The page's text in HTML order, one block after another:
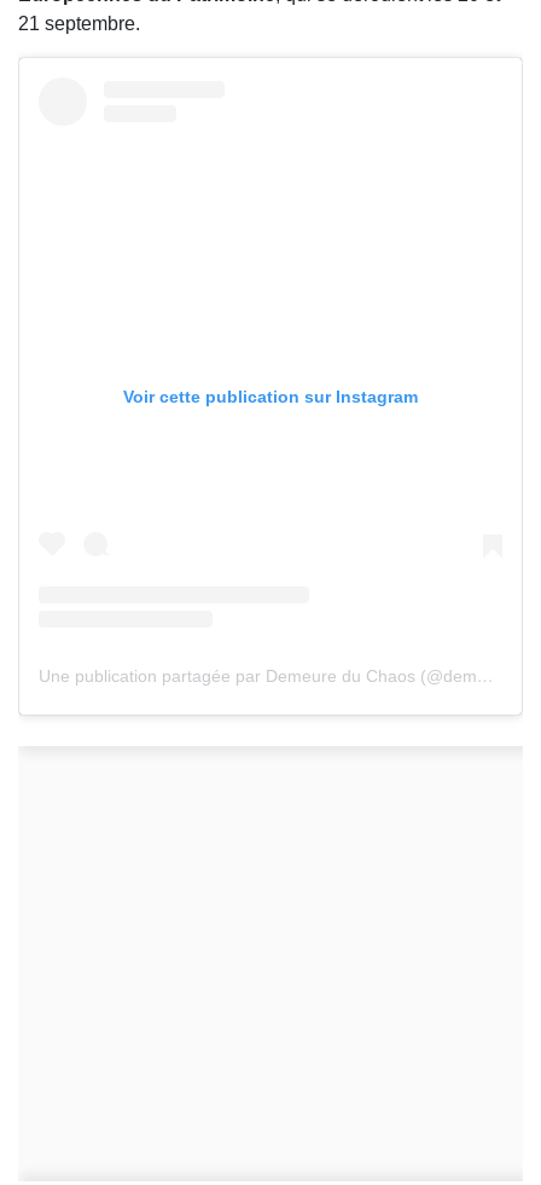
21 septembre.
Voir cette publication sur Instagram
Une publication partagée par Demeure du Chaos (@demeureduchaos)